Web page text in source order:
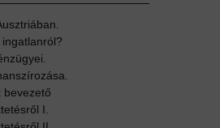
bevezető
I.